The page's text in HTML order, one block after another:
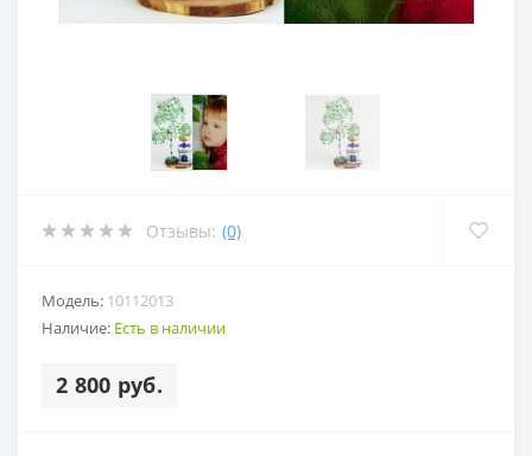
Отзывы: (0)
Модель: 10112013
Наличие: Есть в наличии
2 800 руб.